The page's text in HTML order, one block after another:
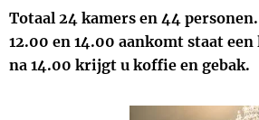
Totaal 24 kamers en 44
12.00 en 14.00 aankomt staat
na 14.00 krijgt u koffie en gebak.